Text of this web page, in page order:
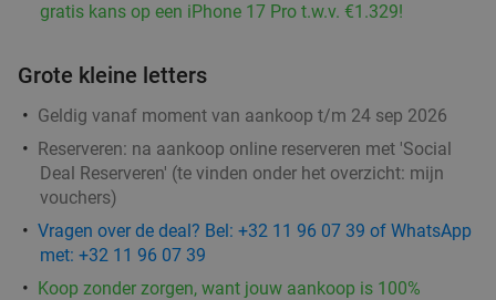
gangenlunch + glas prosecco in hartje Halle
La Trattoria della Piazza
Halle 17 min.
Verkocht: 114 Regulier €33
€19
Ontbijtbuffet bij Les Eleveurs
gratis kans op een iPhone 17 Pro t.w.v. €1.329!
Grote kleine letters
Geldig vanaf moment van aankoop t/m 24 sep 2026
Reserveren: na aankoop online reserveren met 'Social
Deal Reserveren' (te vinden onder het overzicht: mijn
vouchers)
Vragen over de deal? Bel: +32 11 96 07 39 of WhatsApp
met: +32 11 96 07 39
Koop zonder zorgen, want jouw aankoop is 100%